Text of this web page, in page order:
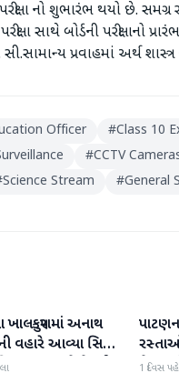
નો શુભારંભ થયો છે.
સાથે બોર્ડની પરીક્ષાનો
પ્રવાહમાં અર્થ
Officer #Class 10
#CCTV
Science Stream #General
ખાલકપુરામાં અનાથ
વહારે આવ્યા સિટી
PI અને તેમની
પાટણ
1 દિવસ